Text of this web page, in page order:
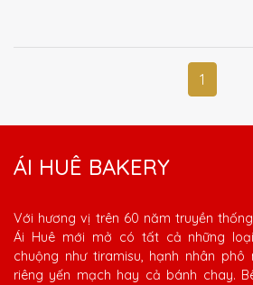
1
ÁI HUÊ BAKERY
Với hương vị trên 60 năm truyền
Ái Huê mới mở có tất cả những
chuộng như tiramisu, hạnh nhân
riêng yến mạch hay cả bánh chay.